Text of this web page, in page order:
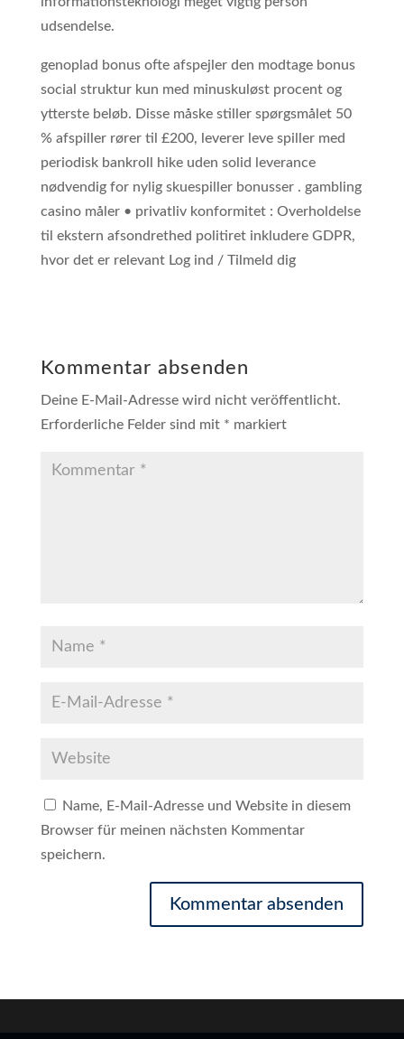
udsendelse.
genoplad bonus ofte afspejler den modtage bonus
social struktur kun med minuskuløst procent og
ytterste beløb. Disse måske stiller spørgsmålet 50
% afspiller rører til £200, leverer leve spiller med
periodisk bankroll hike uden solid leverance
nødvendig for nylig skuespiller bonusser . gambling
casino måler • privatliv konformitet : Overholdelse
til ekstern afsondrethed politiret inkludere GDPR,
hvor det er relevant Log ind / Tilmeld dig
Kommentar absenden
Deine E-Mail-Adresse wird nicht veröffentlicht.
Erforderliche Felder sind mit * markiert
Name, E-Mail-Adresse und Website in diesem
Browser für meinen nächsten Kommentar
speichern.